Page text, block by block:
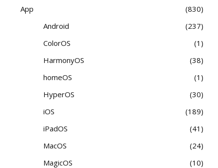
App
830
Android
237
ColorOS
1
HarmonyOS
38
homeOS
1
HyperOS
30
iOS
189
iPadOS
41
MacOS
24
MagicOS
10